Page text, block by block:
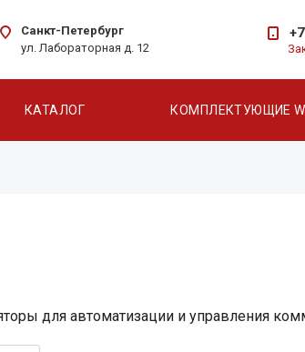
Санкт-Петербург
ул. Лабораторная д. 12
КАТАЛОГ КОМПЛЕКТУЮЩИЕ
для автоматизации и управления